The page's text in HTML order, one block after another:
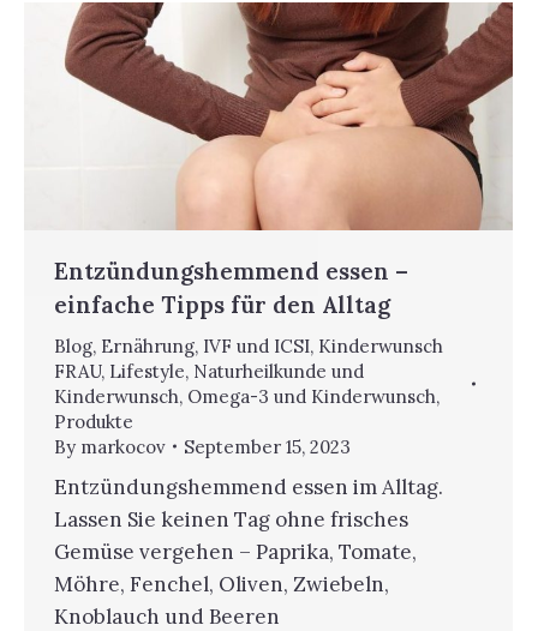
Entzündungshemmend essen –
einfache Tipps für den Alltag
Blog, Ernährung, IVF und ICSI, Kinderwunsch
FRAU, Lifestyle, Naturheilkunde und
Kinderwunsch, Omega-3 und Kinderwunsch,
Produkte
By markocov September 15, 2023
Entzündungshemmend essen im Alltag.
Lassen Sie keinen Tag ohne frisches
Gemüse vergehen – Paprika, Tomate,
Möhre, Fenchel, Oliven, Zwiebeln,
Knoblauch und Beeren